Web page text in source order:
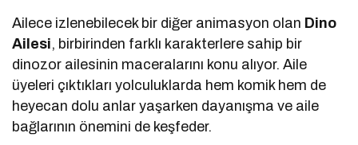
Ailece izlenebilecek bir diğer animasyon olan Dino
Ailesi, birbirinden farklı karakterlere sahip bir
dinozor ailesinin maceralarını konu alıyor. Aile
üyeleri çıktıkları yolculuklarda hem komik hem de
heyecan dolu anlar yaşarken dayanışma ve aile
bağlarının önemini de keşfeder.